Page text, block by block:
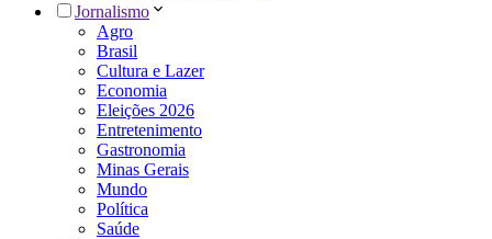
Jornalismo
Agro
Brasil
Cultura e Lazer
Economia
Eleições 2026
Entretenimento
Gastronomia
Minas Gerais
Mundo
Política
Saúde